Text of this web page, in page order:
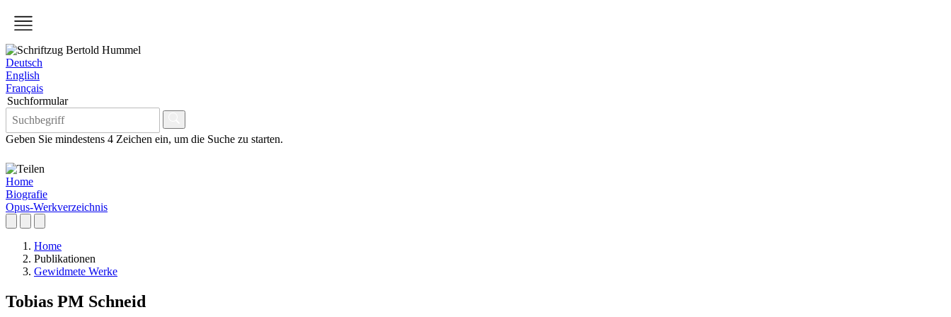
Deutsch
English
Français
Suchformular
Geben Sie mindestens 4 Zeichen ein, um die Suche zu starten.
Home
Biografie
Opus-Werkverzeichnis
Home
Publikationen
Gewidmete Werke
Tobias PM Schneid